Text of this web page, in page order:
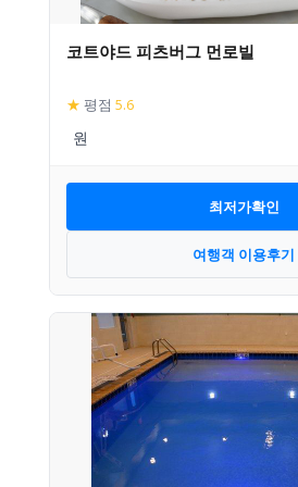
코트야드 피츠버그 먼로빌
★ 평점 5.6
최저가확인
여행객 이용후기